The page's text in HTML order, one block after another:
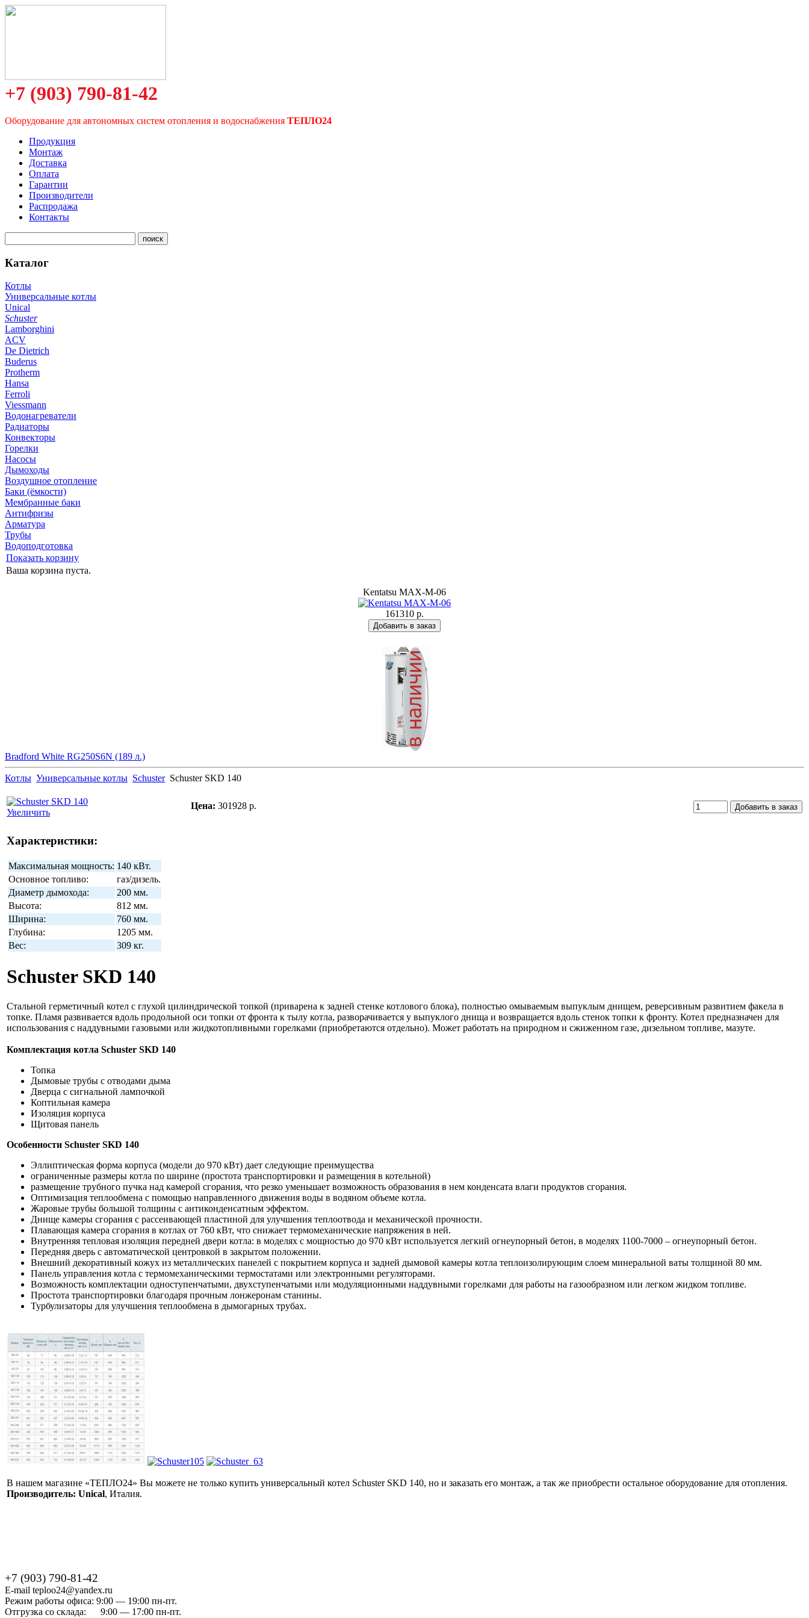
+7 (903) 790-81-42
Оборудование для автономных систем отопления и водоснабжения ТЕПЛО24
Продукция
Монтаж
Доставка
Оплата
Гарантии
Производители
Распродажа
Контакты
Каталог
Котлы
Универсальные котлы
Unical
Schuster
Lamborghini
ACV
De Dietrich
Buderus
Protherm
Hansa
Ferroli
Viessmann
Водонагреватели
Радиаторы
Конвекторы
Горелки
Насосы
Дымоходы
Воздушное отопление
Баки (ёмкости)
Мембранные баки
Антифризы
Арматура
Трубы
Водоподготовка
Показать корзину
Ваша корзина пуста.
Kentatsu MAX-M-06
161310 р.
Bradford White RG250S6N (189 л.)
Котлы Универсальные котлы Schuster Schuster SKD 140
Увеличить
Цена: 301928 р.
Характеристики:
Максимальная мощность: 140 кВт.
Основное топливо:
газ/дизель.
Диаметр дымохода:
200 мм.
Высота:
812 мм.
Ширина:
760 мм.
Глубина:
1205 мм.
Вес:
309 кг.
Schuster SKD 140
Стальной герметичный котел с глухой цилиндрической топкой (приварена к задней стенке котлового блока), полностью омываемым выпуклым днищем, реверсивным развитием факела в
топке. Пламя развивается вдоль продольной оси топки от фронта к тылу котла, разворачивается у выпуклого днища и возвращается вдоль стенок топки к фронту. Котел предназначен для
использования с наддувными газовыми или жидкотопливными горелками (приобретаются отдельно). Может работать на природном и сжиженном газе, дизельном топливе, мазуте.
Комплектация котла Schuster SKD 140
Топка
Дымовые трубы с отводами дыма
Дверца с сигнальной лампочкой
Коптильная камера
Изоляция корпуса
Щитовая панель
Особенности Schuster SKD 140
Эллиптическая форма корпуса (модели до 970 кВт) дает следующие преимущества
ограниченные размеры котла по ширине (простота транспортировки и размещения в котельной)
размещение трубного пучка над камерой сгорания, что резко уменьшает возможность образования в нем конденсата влаги продуктов сгорания.
Оптимизация теплообмена с помощью направленного движения воды в водяном объеме котла.
Жаровые трубы большой толщины с антиконденсатным эффектом.
Днище камеры сгорания с рассеивающей пластиной для улучшения теплоотвода и механической прочности.
Плавающая камера сгорания в котлах от 760 кВт, что снижает термомеханические напряжения в ней.
Внутренняя тепловая изоляция передней двери котла: в моделях с мощностью до 970 кВт используется легкий огнеупорный бетон, в моделях 1100-7000 ‒ огнеупорный бетон.
Передняя дверь с автоматической центровкой в закрытом положении.
Внешний декоративный кожух из металлических панелей с покрытием корпуса и задней дымовой камеры котла теплоизолирующим слоем минеральной ваты толщиной 80 мм.
Панель управления котла с термомеханическими термостатами или электронными регуляторами.
Возможность комплектации одноступенчатыми, двухступенчатыми или модуляционными наддувными горелками для работы на газообразном или легком жидком топливе.
Простота транспортировки благодаря прочным лонжеронам станины.
Турбулизаторы для улучшения теплообмена в дымогарных трубах.
В нашем магазине «ТЕПЛО24» Вы можете не только купить универсальный котел Schuster SKD 140, но и заказать его монтаж, а так же приобрести остальное оборудование для отопления.
Производитель: Unical, Италия.
+7 (903) 790-81-42
E-mail teploo24@yandex.ru
Режим работы офиса: 9:00 — 19:00 пн-пт.
Отгрузка со склада: 9:00 — 17:00 пн-пт.